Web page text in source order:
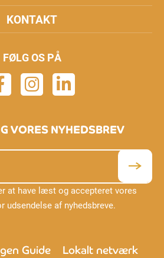
KONTAKT
FØLG OS PÅ
VORES NYHEDSBREV
at have læst og accepteret vores
udsendelse af nyhedsbreve.
Guide
Lokalt netværk